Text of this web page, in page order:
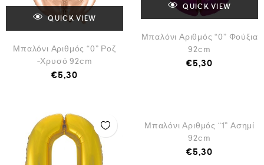
QUICK VIEW
Μπαλόνι Αριθμός “0” Ροζ
-Χρυσό 92cm
€5,30
QUICK VIEW
Μπαλόνι Αριθμός “0” Φούξια
92cm
€5,30
Μπαλόνι Αριθμός “1” Ασημί
92cm
€5,30